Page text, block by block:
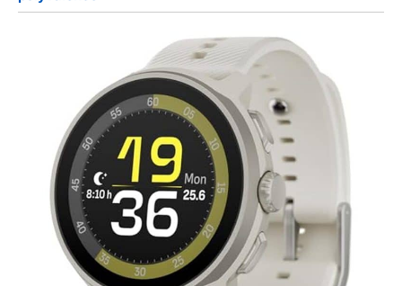
secteur. Une tranquillité d'esprit
aucun risque.